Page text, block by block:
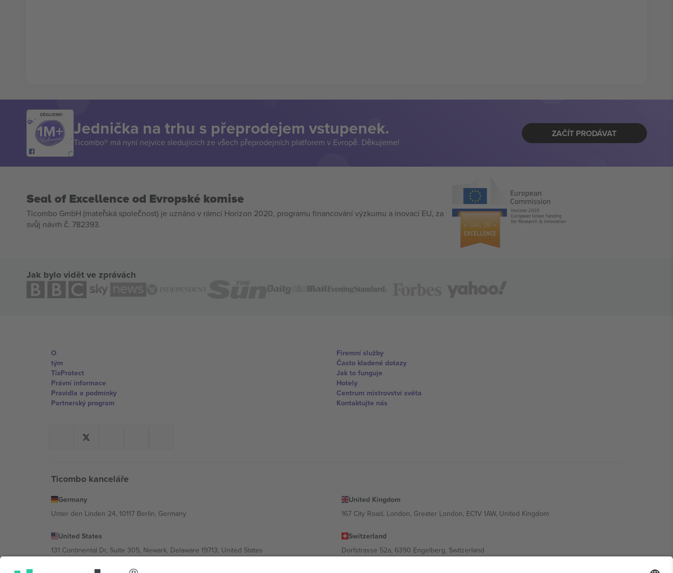
DĚKUJEME!
Jednička na trhu s přeprodejem vstupenek.
Ticombo® má nyní nejvíce sledujících ze všech přeprodejních platforem v Evropě. Děkujeme!
ZAČÍT PRODÁVAT
Seal of Excellence od Evropské komise
Ticombo GmbH (mateřská společnost) je uznáno v rámci Horizon 2020, programu financování výzkumu a inovací EU, za
svůj návrh č. 782393.
Jak bylo vidět ve zprávách
O
tým
TixProtect
Právní informace
Pravidla a podmínky
Partnerský program
Firemní služby
Často kladené dotazy
Jak to funguje
Hotely
Centrum mistrovství světa
Kontaktujte nás
Ticombo kanceláře
Germany
Unter den Linden 24, 10117 Berlin, Germany
United Kingdom
167 City Road, London, Greater London, EC1V 1AW, United Kingdom
United States
131 Continental Dr, Suite 305, Newark, Delaware 19713, United States
Switzerland
Dorfstrasse 52a, 6390 Engelberg, Switzerland